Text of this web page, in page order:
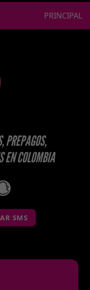
PRINCIPAL
PREPAGOS,
EN COLOMBIA
La Celestina
SMS